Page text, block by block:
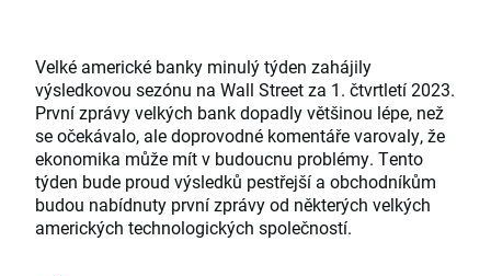
Velké americké banky minulý týden zahájily
výsledkovou sezónu na Wall Street za 1. čtvrtletí 2023.
První zprávy velkých bank dopadly většinou lépe, než
se očekávalo, ale doprovodné komentáře varovaly, že
ekonomika může mít v budoucnu problémy. Tento
týden bude proud výsledků pestřejší a obchodníkům
budou nabídnuty první zprávy od některých velkých
amerických technologických společností.